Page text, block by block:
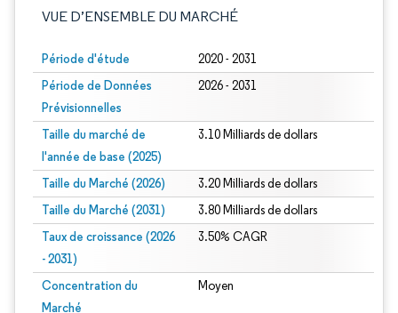
VUE D’ENSEMBLE DU MARCHÉ
Période d'étude 2020 - 2031
Période de Données
Prévisionnelles
2026 - 2031
Taille du marché de
l'année de base (2025)
3.10 Milliards de dollars
Taille du Marché (2026) 3.20 Milliards de dollars
Taille du Marché (2031) 3.80 Milliards de dollars
Taux de croissance (2026
- 2031)
3.50% CAGR
Concentration du
Marché
Moyen